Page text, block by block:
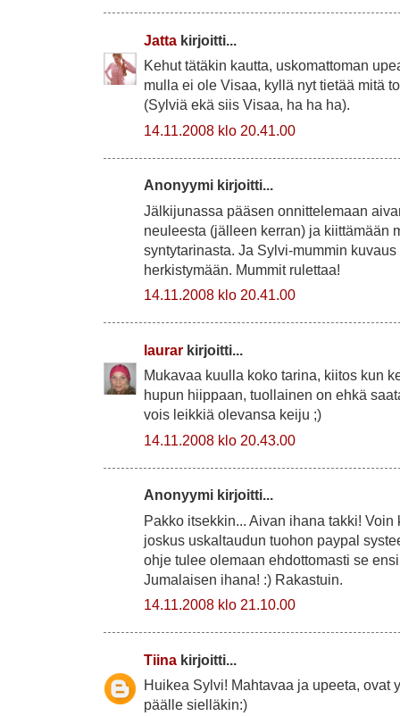
Jatta kirjoitti...
Kehut tätäkin kautta, uskomattoman
mulla ei ole Visaa, kyllä nyt tietää mitä
(Sylviä ekä siis Visaa, ha ha ha).
14.11.2008 klo 20.41.00
Anonyymi kirjoitti...
Jälkijunassa pääsen onnittelemaan
neuleesta (jälleen kerran) ja kiittämään
syntytarinasta. Ja Sylvi-mummin
herkistymään. Mummit rulettaa!
14.11.2008 klo 20.41.00
laurar kirjoitti...
Mukavaa kuulla koko tarina, kiitos kun
hupun hiippaan, tuollainen on ehkä
vois leikkiä olevansa keiju ;)
14.11.2008 klo 20.43.00
Anonyymi kirjoitti...
Pakko itsekkin... Aivan ihana takki! Voin
joskus uskaltaudun tuohon paypal
ohje tulee olemaan ehdottomasti se
Jumalaisen ihana! :) Rakastuin.
14.11.2008 klo 21.10.00
Tiina kirjoitti...
Huikea Sylvi! Mahtavaa ja upeeta, ovat
päälle sielläkin:)